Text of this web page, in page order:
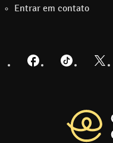
Entrar em contato
FacebookTikTok